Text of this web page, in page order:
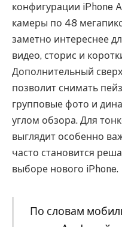
конфигурации iPhone
камеры по 48
заметно интереснее
видео, сторис и
Дополнительный
позволит снимать
групповые фото и
углом обзора. Для
выглядит особенно
часто становится
выборе нового iPhone.
По словам